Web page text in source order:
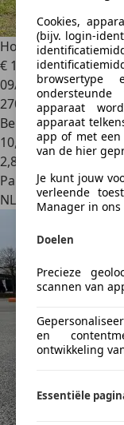
Honda S 20002.0i
€ 19.995
09/2007
270.000 km
Benzine
10,0 l/100 km (gem.)
2,8
Particulier
NL 1827Alkmaar
Cookies,
(bijv. login-
browsertype
apparaat
apparaat
app of met
van de hier
Je kunt jouw
verleende
Manager in
Doelen
Precieze
scannen van
en
ontwikkeling
Essentiële